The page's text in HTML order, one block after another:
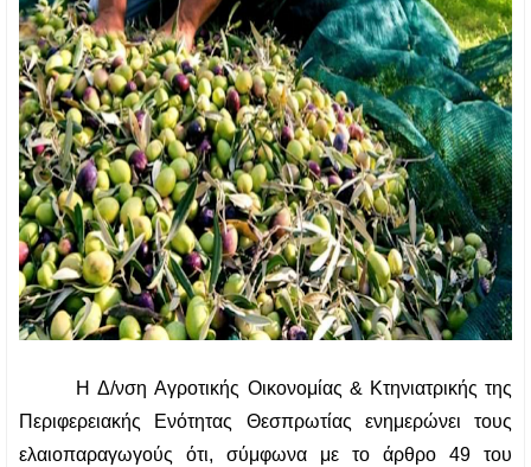
Η Δ/νση Αγροτικής Οικονομίας & Κτηνιατρικής της
Περιφερειακής Ενότητας Θεσπρωτίας ενημερώνει τους
ελαιοπαραγωγούς ότι, σύμφωνα με το άρθρο 49 του